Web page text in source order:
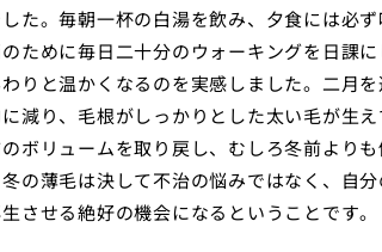
た。毎朝一杯の白湯を飲み、夕食には必
ために毎日二十分のウォーキングを日課
りと温かくなるのを実感しました。二月
減り、毛根がしっかりとした太い毛が生
ボリュームを取り戻し、むしろ冬前より
の薄毛は決して不治の悩みではなく、自
させる絶好の機会になるということです。